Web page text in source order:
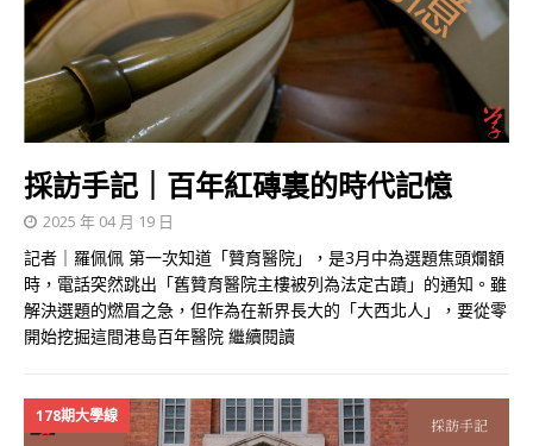
採訪手記｜百年紅磚裏的時代記憶
2025 年 04 月 19 日
記者｜羅佩佩 第一次知道「贊育醫院」，是3月中為選題焦頭爛額
時，電話突然跳出「舊贊育醫院主樓被列為法定古蹟」的通知。雖
解決選題的燃眉之急，但作為在新界長大的「大西北人」，要從零
開始挖掘這間港島百年醫院 繼續閱讀
178期大學線